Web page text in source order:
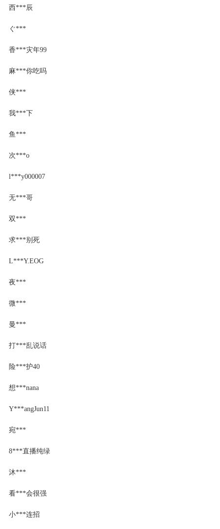
西***辰
ぐ***
香***灾年99
麻***你吃吗
侠***
我***下
鱼***
次***o
l***y000007
无***哥
双***
求***别死
L***Y.EOG
夜***
微***
曼***
打***乱说话
险***护40
想***nana
Y***angJun11
宛***
8***直播纯绿
沐***
看***会很强
小***连招